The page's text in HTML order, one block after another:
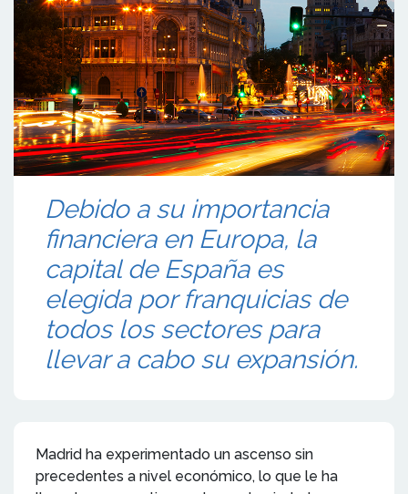
Debido a su importancia
financiera en Europa, la
capital de España es
elegida por franquicias de
todos los sectores para
llevar a cabo su expansión.
Madrid ha experimentado un ascenso sin
precedentes a nivel económico, lo que le ha